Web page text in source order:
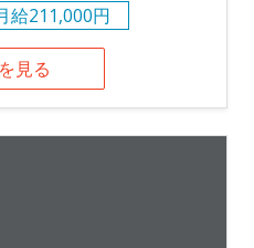
給211,000円
見る